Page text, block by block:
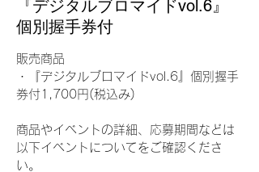
『デジタルブロマイドvol.6』
個別握手券付
販売商品
・『デジタルブロマイドvol.6』個別握手
券付1,700円(税込み)
商品やイベントの詳細、応募期間などは
以下イベントについてをご確認くださ
い。